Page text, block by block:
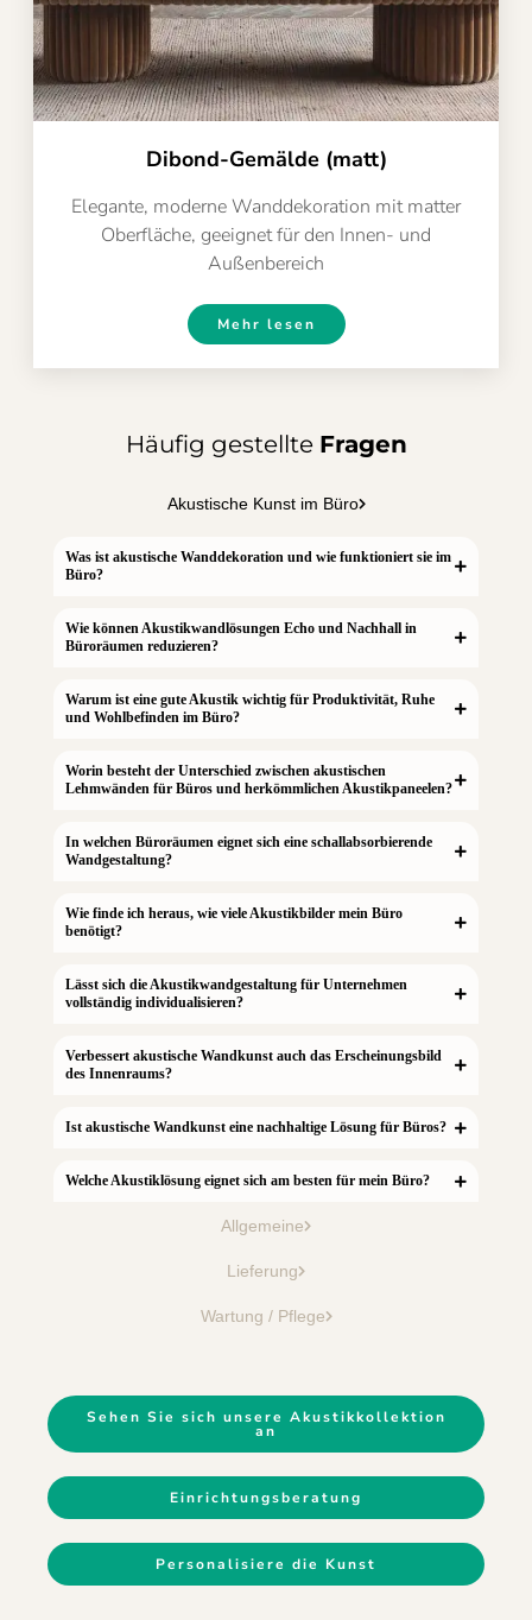
Dibond-Gemälde (matt)
Elegante, moderne Wanddekoration mit matter
Oberfläche, geeignet für den Innen- und
Außenbereich
Mehr lesen
Häufig gestellte Fragen
Akustische Kunst im Büro
Allgemeine
Lieferung
Wartung / Pflege
Was ist akustische Wanddekoration und wie funktioniert sie im
Büro?
Wie können Akustikwandlösungen Echo und Nachhall in
Büroräumen reduzieren?
Warum ist eine gute Akustik wichtig für Produktivität, Ruhe
und Wohlbefinden im Büro?
Worin besteht der Unterschied zwischen akustischen
Lehmwänden für Büros und herkömmlichen Akustikpaneelen?
In welchen Büroräumen eignet sich eine schallabsorbierende
Wandgestaltung?
Wie finde ich heraus, wie viele Akustikbilder mein Büro
benötigt?
Lässt sich die Akustikwandgestaltung für Unternehmen
vollständig individualisieren?
Verbessert akustische Wandkunst auch das Erscheinungsbild
des Innenraums?
Ist akustische Wandkunst eine nachhaltige Lösung für Büros?
Welche Akustiklösung eignet sich am besten für mein Büro?
Sehen Sie sich unsere Akustikkollektion
an
Einrichtungsberatung
Personalisiere die Kunst